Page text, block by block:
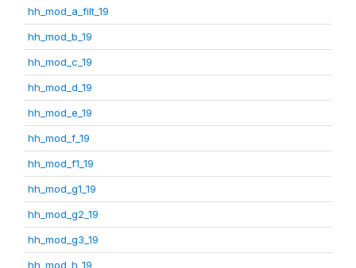
hh_mod_a_filt_19
hh_mod_b_19
hh_mod_c_19
hh_mod_d_19
hh_mod_e_19
hh_mod_f_19
hh_mod_f1_19
hh_mod_g1_19
hh_mod_g2_19
hh_mod_g3_19
hh_mod_h_19